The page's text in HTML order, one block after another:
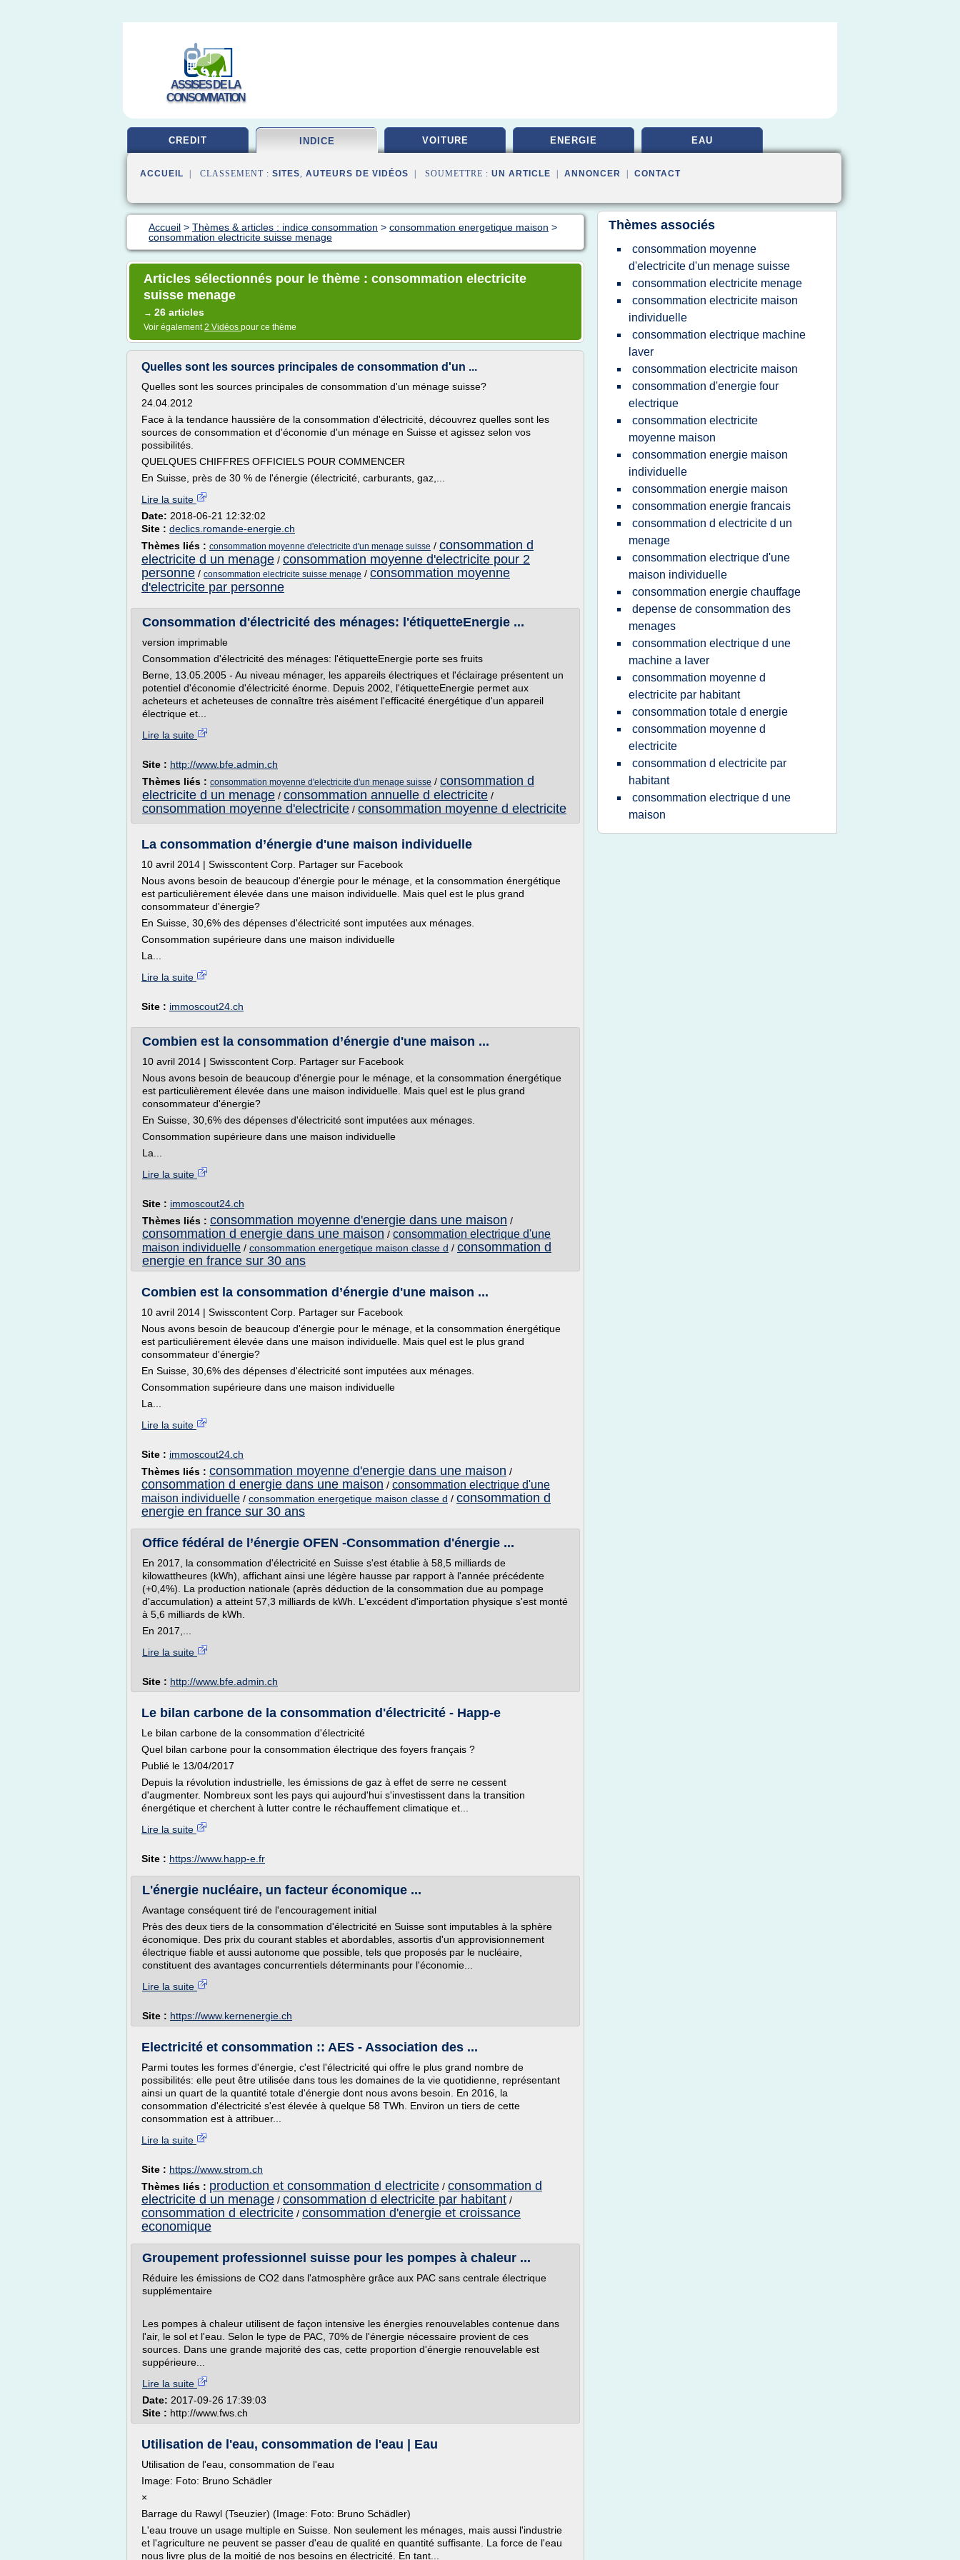
ASSISES DE LA
CONSOMMATION
CREDIT INDICE VOITURE ENERGIE EAU
ACCUEIL | CLASSEMENT : SITES, AUTEURS DE VIDÉOS | SOUMETTRE : UN ARTICLE ANNONCER CONTACT
Accueil > Thèmes & articles : indice consommation > consommation energetique maison >
consommation electricite suisse menage
Articles sélectionnés pour le thème : consommation electricite
suisse menage
→ 26 articles
Voir également2 Vidéos pour ce thème
Quelles sont les sources principales de consommation d'un ...
Quelles sont les sources principales de consommation d'un ménage suisse?
24.04.2012
Face à la tendance haussière de la consommation d'électricité, découvrez quelles sont les
sources de consommation et d'économie d'un ménage en Suisse et agissez selon vos
possibilités.
QUELQUES CHIFFRES OFFICIELS POUR COMMENCER
En Suisse, près de 30 % de l'énergie (électricité, carburants, gaz,...
Lire la suite
Date: 2018-06-21 12:32:02
Site : declics.romande-energie.ch
Thèmes liés : consommation moyenne d'electricite d'un menage suisse / consommation d
electricite d un menage / consommation moyenne d'electricite pour 2
personne / consommation electricite suisse menage / consommation moyenne
d'electricite par personne
Consommation d'électricité des ménages: l'étiquetteEnergie ...
version imprimable
Consommation d'électricité des ménages: l'étiquetteEnergie porte ses fruits
Berne, 13.05.2005 - Au niveau ménager, les appareils électriques et l'éclairage présentent un
potentiel d'économie d'électricité énorme. Depuis 2002, l'étiquetteEnergie permet aux
acheteurs et acheteuses de connaître très aisément l'efficacité énergétique d'un appareil
électrique et...
Lire la suite
Site : http://www.bfe.admin.ch
Thèmes liés : consommation moyenne d'electricite d'un menage suisse / consommation d
electricite d un menage / consommation annuelle d electricite /
consommation moyenne d'electricite / consommation moyenne d electricite
La consommation d’énergie d'une maison individuelle
10 avril 2014 | Swisscontent Corp. Partager sur Facebook
Nous avons besoin de beaucoup d'énergie pour le ménage, et la consommation énergétique
est particulièrement élevée dans une maison individuelle. Mais quel est le plus grand
consommateur d'énergie?
En Suisse, 30,6% des dépenses d'électricité sont imputées aux ménages.
Consommation supérieure dans une maison individuelle
La...
Lire la suite
Site : immoscout24.ch
Combien est la consommation d’énergie d'une maison ...
10 avril 2014 | Swisscontent Corp. Partager sur Facebook
Nous avons besoin de beaucoup d'énergie pour le ménage, et la consommation énergétique
est particulièrement élevée dans une maison individuelle. Mais quel est le plus grand
consommateur d'énergie?
En Suisse, 30,6% des dépenses d'électricité sont imputées aux ménages.
Consommation supérieure dans une maison individuelle
La...
Lire la suite
Site : immoscout24.ch
Thèmes liés : consommation moyenne d'energie dans une maison /
consommation d energie dans une maison / consommation electrique d'une
maison individuelle / consommation energetique maison classe d / consommation d
energie en france sur 30 ans
Combien est la consommation d’énergie d'une maison ...
10 avril 2014 | Swisscontent Corp. Partager sur Facebook
Nous avons besoin de beaucoup d'énergie pour le ménage, et la consommation énergétique
est particulièrement élevée dans une maison individuelle. Mais quel est le plus grand
consommateur d'énergie?
En Suisse, 30,6% des dépenses d'électricité sont imputées aux ménages.
Consommation supérieure dans une maison individuelle
La...
Lire la suite
Site : immoscout24.ch
Thèmes liés : consommation moyenne d'energie dans une maison /
consommation d energie dans une maison / consommation electrique d'une
maison individuelle / consommation energetique maison classe d / consommation d
energie en france sur 30 ans
Office fédéral de l’énergie OFEN -Consommation d'énergie ...
En 2017, la consommation d'électricité en Suisse s'est établie à 58,5 milliards de
kilowattheures (kWh), affichant ainsi une légère hausse par rapport à l'année précédente
(+0,4%). La production nationale (après déduction de la consommation due au pompage
d'accumulation) a atteint 57,3 milliards de kWh. L'excédent d'importation physique s'est monté
à 5,6 milliards de kWh.
En 2017,...
Lire la suite
Site : http://www.bfe.admin.ch
Le bilan carbone de la consommation d'électricité - Happ-e
Le bilan carbone de la consommation d'électricité
Quel bilan carbone pour la consommation électrique des foyers français ?
Publié le 13/04/2017
Depuis la révolution industrielle, les émissions de gaz à effet de serre ne cessent
d'augmenter. Nombreux sont les pays qui aujourd'hui s'investissent dans la transition
énergétique et cherchent à lutter contre le réchauffement climatique et...
Lire la suite
Site : https://www.happ-e.fr
L'énergie nucléaire, un facteur économique ...
Avantage conséquent tiré de l'encouragement initial
Près des deux tiers de la consommation d'électricité en Suisse sont imputables à la sphère
économique. Des prix du courant stables et abordables, assortis d'un approvisionnement
électrique fiable et aussi autonome que possible, tels que proposés par le nucléaire,
constituent des avantages concurrentiels déterminants pour l'économie...
Lire la suite
Site : https://www.kernenergie.ch
Electricité et consommation :: AES - Association des ...
Parmi toutes les formes d'énergie, c'est l'électricité qui offre le plus grand nombre de
possibilités: elle peut être utilisée dans tous les domaines de la vie quotidienne, représentant
ainsi un quart de la quantité totale d'énergie dont nous avons besoin. En 2016, la
consommation d'électricité s'est élevée à quelque 58 TWh. Environ un tiers de cette
consommation est à attribuer...
Lire la suite
Site : https://www.strom.ch
Thèmes liés : production et consommation d electricite / consommation d
electricite d un menage / consommation d electricite par habitant /
consommation d electricite / consommation d'energie et croissance
economique
Groupement professionnel suisse pour les pompes à chaleur ...
Réduire les émissions de CO2 dans l'atmosphère grâce aux PAC sans centrale électrique
supplémentaire
Les pompes à chaleur utilisent de façon intensive les énergies renouvelables contenue dans
l'air, le sol et l'eau. Selon le type de PAC, 70% de l'énergie nécessaire provient de ces
sources. Dans une grande majorité des cas, cette proportion d'énergie renouvelable est
suppérieure...
Lire la suite
Date: 2017-09-26 17:39:03
Site : http://www.fws.ch
Utilisation de l'eau, consommation de l'eau | Eau
Utilisation de l'eau, consommation de l'eau
Image: Foto: Bruno Schädler
×
Barrage du Rawyl (Tseuzier) (Image: Foto: Bruno Schädler)
L'eau trouve un usage multiple en Suisse. Non seulement les ménages, mais aussi l'industrie
et l'agriculture ne peuvent se passer d'eau de qualité en quantité suffisante. La force de l'eau
nous livre plus de la moitié de nos besoins en électricité. En tant...
Thèmes associés
consommation moyenne
d'electricite d'un menage suisse
consommation electricite menage
consommation electricite maison
individuelle
consommation electrique machine
laver
consommation electricite maison
consommation d'energie four
electrique
consommation electricite
moyenne maison
consommation energie maison
individuelle
consommation energie maison
consommation energie francais
consommation d electricite d un
menage
consommation electrique d'une
maison individuelle
consommation energie chauffage
depense de consommation des
menages
consommation electrique d une
machine a laver
consommation moyenne d
electricite par habitant
consommation totale d energie
consommation moyenne d
electricite
consommation d electricite par
habitant
consommation electrique d une
maison